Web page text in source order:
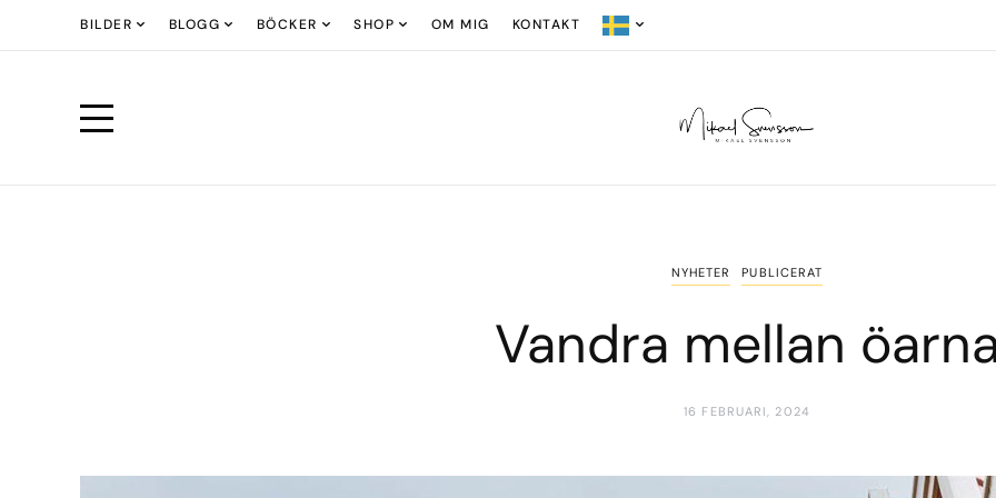
BILDER BLOGG BÖCKER SHOP OM MIG KONTAKT
NYHETER PUBLICERAT
Vandra mellan
16 FEBRUARI, 2024